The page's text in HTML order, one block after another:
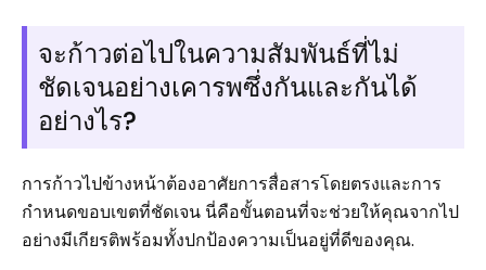
จะก้าวต่อไปในความสัมพันธ์ที่ไม่
ชัดเจนอย่างเคารพซึ่งกันและกันได้
อย่างไร?
การก้าวไปข้างหน้าต้องอาศัยการสื่อสารโดยตรงและการ
กำหนดขอบเขตที่ชัดเจน นี่คือขั้นตอนที่จะช่วยให้คุณจากไป
อย่างมีเกียรติพร้อมทั้งปกป้องความเป็นอยู่ที่ดีของคุณ.